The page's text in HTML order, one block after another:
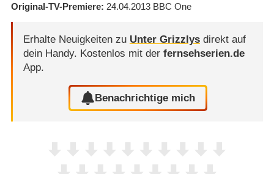
Original-TV-Premiere 24.04.2013 BBC One
Erhalte Neuigkeiten zu Unter Grizzlysdirekt auf
dein Handy. Kostenlos mit der fernsehserien.de
App.
Benachrichtige mich